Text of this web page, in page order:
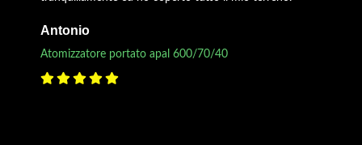
Antonio
Atomizzatore portato apal 600/70/40